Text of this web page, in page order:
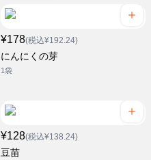
¥178(税込¥192.24)
にんにくの芽
1袋
¥128(税込¥138.24)
豆苗